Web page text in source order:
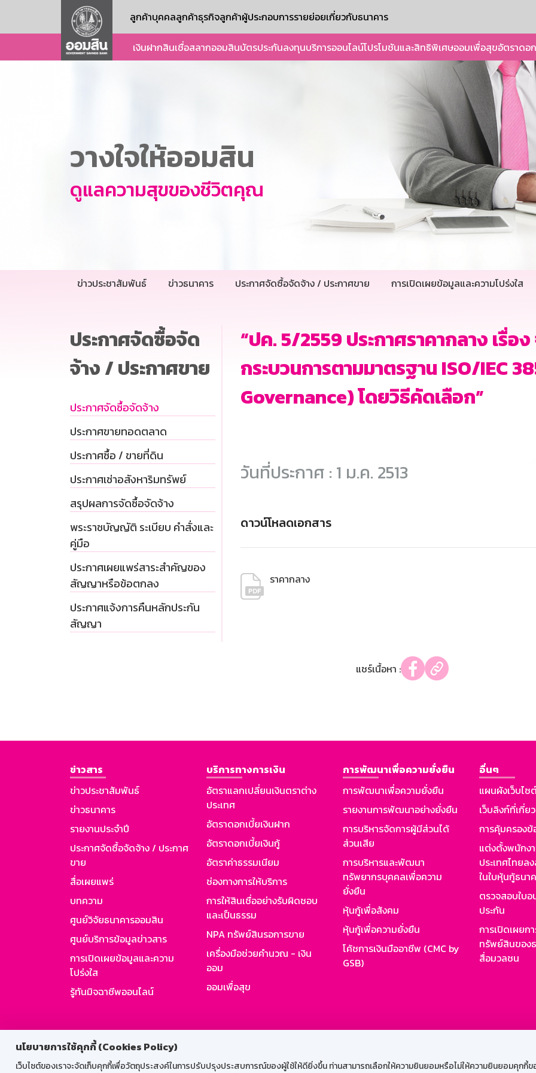
นโยบายการใช้คุกกี้ (Cookies Policy)
เว็บไซต์ของเราจะจัดเก็บคุกกี้เพื่อวัตถุประสงค์ในการปรับปรุงประสบการณ์ของผู้ใช้ให้ดียิ่งขึ้น ท่านสามารถเลือกให้ความยินยอมหรือไม่ให้ความยินยอมคุกกี้ข
ลูกค้าบุคคลลูกค้าธุรกิจลูกค้าผู้ประกอบการรายย่อยเกี่ยวกับธนาคาร
เงินฝากสินเชื่อสลากออมสินบัตรประกันลงทุนบริการออนไลน์โปรโมชันและสิทธิพิเศษออมเพื่อสุขอัตราดอ
วางใจให้ออมสิน
ดูแลความสุขของชีวิตคุณ
ข่าวประชาสัมพันธ์ ข่าวธนาคาร ประกาศจัดซื้อจัดจ้าง / ประกาศขาย การเปิดเผยข้อมูลและความโปร่งใส
ประกาศจัดซื้อจัด
จ้าง / ประกาศขาย
ประกาศจัดซื้อจัดจ้าง
ประกาศขายทอดตลาด
ประกาศซื้อ / ขายที่ดิน
ประกาศเช่าอสังหาริมทรัพย์
สรุปผลการจัดซื้อจัดจ้าง
พระราชบัญญัติ ระเบียบ คำสั่งและ
คู่มือ
ประกาศเผยแพร่สาระสำคัญของ
สัญญาหรือข้อตกลง
ประกาศแจ้งการคืนหลักประกัน
สัญญา
“ปค. 5/2559 ประกาศราคากลาง เรื่อ
กระบวนการตามมาตรฐาน ISO/IEC
Governance) โดยวิธีคัดเลือก”
วันที่ประกาศ : 1 ม.ค. 2513
ดาวน์โหลดเอกสาร
ราคากลาง
แชร์เนื้อหา :
ข่าวสาร
ข่าวประชาสัมพันธ์
ข่าวธนาคาร
รายงานประจำปี
ประกาศจัดซื้อจัดจ้าง / ประกาศ
ขาย
สื่อเผยแพร่
บทความ
ศูนย์วิจัยธนาคารออมสิน
ศูนย์บริการข้อมูลข่าวสาร
การเปิดเผยข้อมูลและความ
โปร่งใส
รู้ทันมิจฉาชีพออนไลน์
บริการทางการเงิน
อัตราแลกเปลี่ยนเงินตราต่าง
ประเทศ
อัตราดอกเบี้ยเงินฝาก
อัตราดอกเบี้ยเงินกู้
อัตราค่าธรรมเนียม
ช่องทางการให้บริการ
การให้สินเชื่ออย่างรับผิดชอบ
และเป็นธรรม
NPA ทรัพย์สินรอการขาย
เครื่องมือช่วยคำนวณ - เงิน
ออม
ออมเพื่อสุข
การพัฒนาเพื่อความยั่งยืน
การพัฒนาเพื่อความยั่งยืน
รายงานการพัฒนาอย่างยั่งยืน
การบริหารจัดการผู้มีส่วนได้
ส่วนเสีย
การบริหารและพัฒนา
ทรัพยากรบุคคลเพื่อความ
ยั่งยืน
หุ้นกู้เพื่อสังคม
หุ้นกู้เพื่อความยั่งยืน
โค้ชการเงินมืออาชีพ (CMC by
GSB)
อื่นๆ
แผนผังเว็บไซ
เว็บลิงก์ที่เกี่ย
การคุ้มครอง
แต่งตั้งพนักง
ประเทศไทยล
ในใบหุ้นกู้ธนา
ตรวจสอบใบ
ประกัน
การเปิดเผยก
ทรัพย์สินของ
สื่อมวลชน